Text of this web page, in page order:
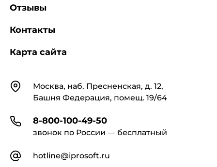
КонтактыМосква, наб. Пресненская, д. 12,
Башня Федерация, помещ. 19/64
8-800-100-49-50
звонок по России — бесплатный
hotline@iprosoft.ru
Отзывы
Контакты
Карта сайта